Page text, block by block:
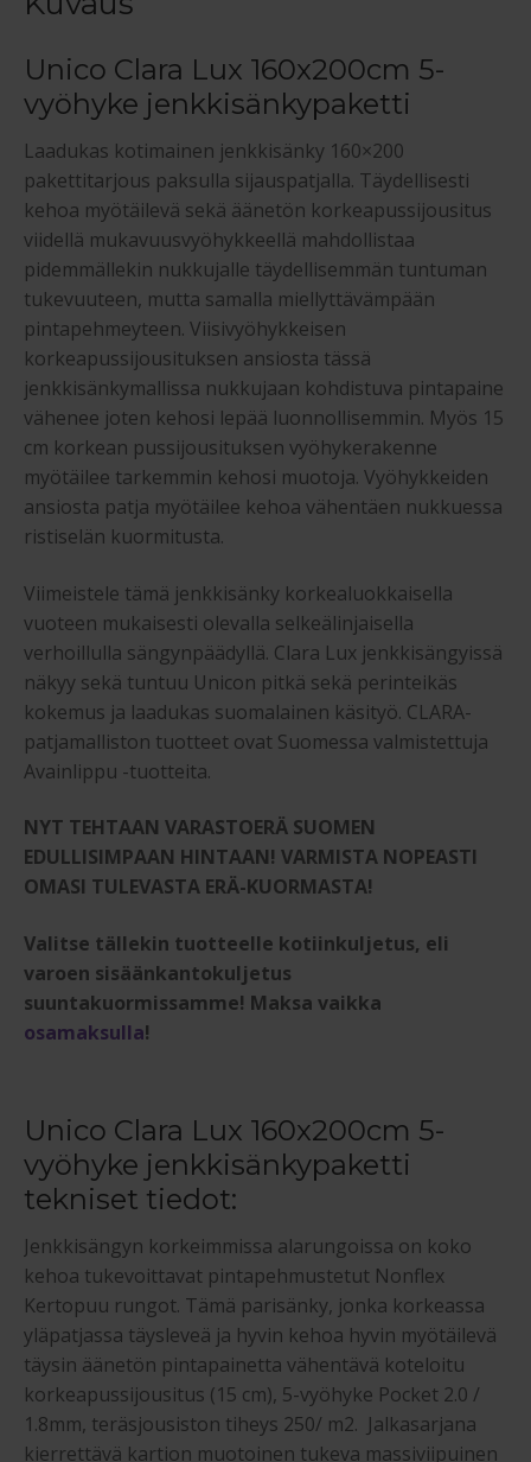
Unico Clara Lux 160x200cm 5-
vyöhyke jenkkisänkypaketti
Laadukas kotimainen jenkkisänky 160×200
pakettitarjous paksulla sijauspatjalla. Täydellisesti
kehoa myötäilevä sekä äänetön korkeapussijousitus
viidellä mukavuusvyöhykkeellä mahdollistaa
pidemmällekin nukkujalle täydellisemmän tuntuman
tukevuuteen, mutta samalla miellyttävämpään
pintapehmeyteen. Viisivyöhykkeisen
korkeapussijousituksen ansiosta tässä
jenkkisänkymallissa nukkujaan kohdistuva pintapaine
vähenee joten kehosi lepää luonnollisemmin. Myös 15
cm korkean pussijousituksen vyöhykerakenne
myötäilee tarkemmin kehosi muotoja. Vyöhykkeiden
ansiosta patja myötäilee kehoa vähentäen nukkuessa
ristiselän kuormitusta.
Viimeistele tämä jenkkisänky korkealuokkaisella
vuoteen mukaisesti olevalla selkeälinjaisella
verhoillulla sängynpäädyllä. Clara Lux jenkkisängyissä
näkyy sekä tuntuu Unicon pitkä sekä perinteikäs
kokemus ja laadukas suomalainen käsityö. CLARA-
patjamalliston tuotteet ovat Suomessa valmistettuja
Avainlippu -tuotteita.
NYT TEHTAAN VARASTOERÄ SUOMEN
EDULLISIMPAAN HINTAAN! VARMISTA NOPEASTI
OMASI TULEVASTA ERÄ-KUORMASTA!
Valitse tällekin tuotteelle kotiinkuljetus, eli
varoen sisäänkantokuljetus
suuntakuormissamme! Maksa vaikka
osamaksulla!
Unico Clara Lux 160x200cm 5-
vyöhyke jenkkisänkypaketti
tekniset tiedot:
Jenkkisängyn korkeimmissa alarungoissa on koko
kehoa tukevoittavat pintapehmustetut Nonflex
Kertopuu rungot. Tämä parisänky, jonka korkeassa
yläpatjassa täysleveä ja hyvin kehoa hyvin myötäilevä
täysin äänetön pintapainetta vähentävä koteloitu
korkeapussijousitus (15 cm), 5-vyöhyke Pocket 2.0 /
1.8mm, teräsjousiston tiheys 250/ m2. Jalkasarjana
kierrettävä kartion muotoinen tukeva massiviipuinen